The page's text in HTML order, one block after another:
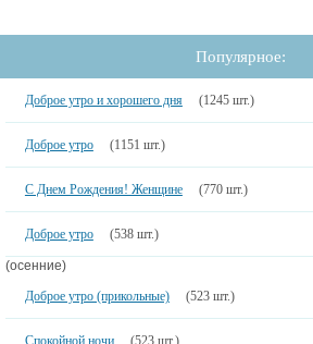
Популярное:
Доброе утро и хорошего дня (1245 шт.)
Доброе утро (1151 шт.)
С Днем Рождения! Женщине (770 шт.)
Доброе утро (538 шт.)
(осенние)
Доброе утро (прикольные)
(523 шт.)